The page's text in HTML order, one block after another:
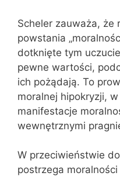
Scheler zauważa, że
powstania
dotknięte tym
pewne wartości,
ich pożądają. To
moralnej hipokryzji,
manifestacje
wewnętrznymi
W przeciwieństwie
postrzega